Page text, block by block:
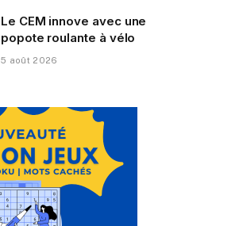
Le CEM innove avec une
popote roulante à vélo
5 août 2026